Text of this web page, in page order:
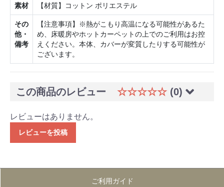
素材 【材質】コットン ポリエステル
その
他・
備考
【注意事項】※熱がこもり高温になる可能性があるた
め、床暖房やホットカーペットの上でのご利用はお控
えください。本体、カバーが変質したりする可能性が
ございます。
この商品のレビュー ☆☆☆☆☆ (0)
レビューはありません。
レビューを投稿
ご利用ガイド